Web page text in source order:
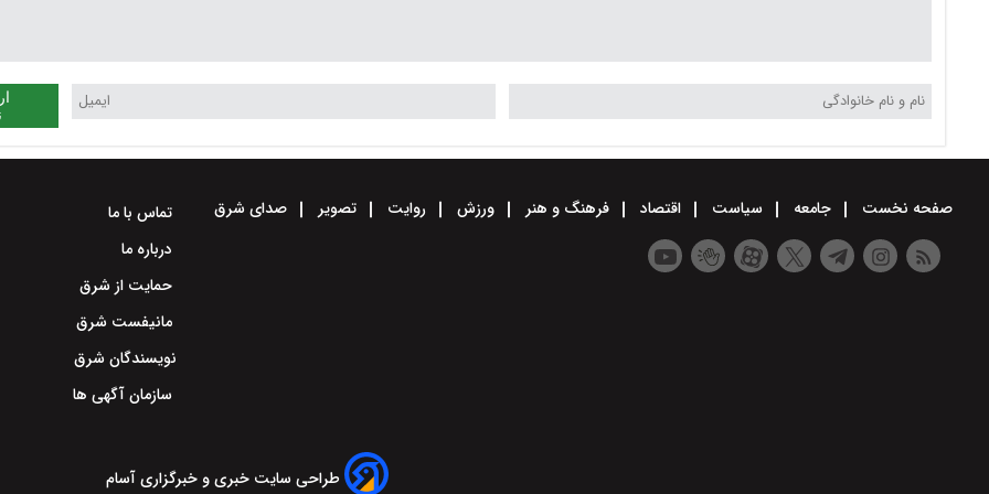
صفحه نخست جامعه سیاست اقتصاد فرهنگ و هنر ورزش روایت تصویر صدای شرق
تماس با ما
درباره ما
حمایت از شرق
مانیفست شرق
نویسندگان شرق
سازمان آگهی ها
طراحی سایت خبری و خبرگزاری آسام